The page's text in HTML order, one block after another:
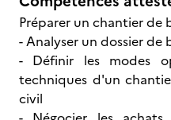
Préparer un chantier de
- Analyser un dossier
- Définir les modes
techniques d'un
civil